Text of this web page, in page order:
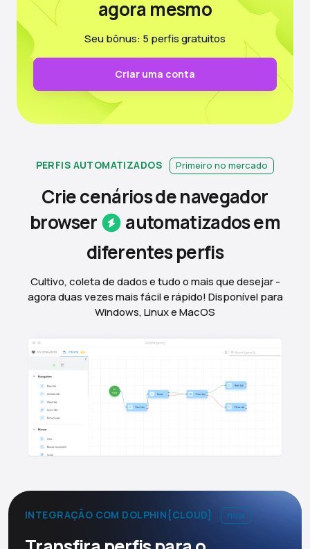
agora mesmo
Seu bônus: 5 perfis gratuitos
Criar uma conta
PERFIS AUTOMATIZADOS Primeiro no mercado
Crie cenários de navegador
browser
automatizados em
diferentesperfis
Cultivo, coleta de dados e tudo o mais que desejar -
agora duas vezes mais fácil e rápido! Disponível para
Windows, Linux e MacOS
INTEGRAÇÃO COM DOLPHIN{CLOUD} new